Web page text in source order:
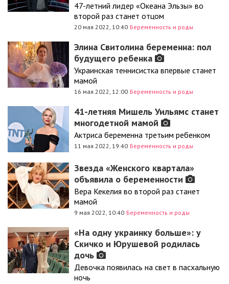
47-летний лидер «Океана Эльзы» во
второй раз станет отцом
20 мая 2022, 10:40 Беременность и роды
Элина Свитолина беременна: пол
будущего ребенка
Украинская теннисистка впервые станет
мамой
16 мая 2022, 12:00 Беременность и роды
41-летняя Мишель Уильямс станет
многодетной мамой
Актриса беременна третьим ребенком
11 мая 2022, 19:40 Беременность и роды
Звезда «Женского квартала»
объявила о беременности
Вера Кекелия во второй раз станет
мамой
9 мая 2022, 10:40 Беременность и роды
«На одну украинку больше»: у
Скичко и Юрушевой родилась
дочь
Девочка появилась на свет в пасхальную
ночь